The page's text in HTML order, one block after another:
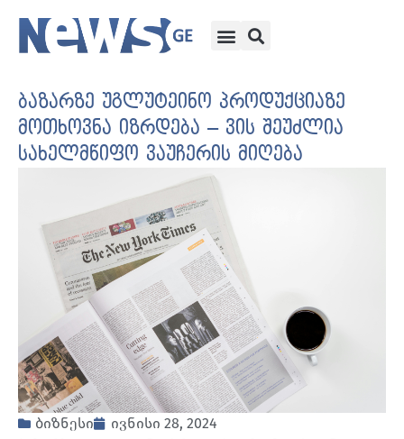
ბაზარზე უგლუტეინო პროდუქციაზე
მოთხოვნა იზრდება – ვის შეუძლია
სახელმწიფო ვაუჩერის მიღება
ბიზნესი
ივნისი 28, 2024